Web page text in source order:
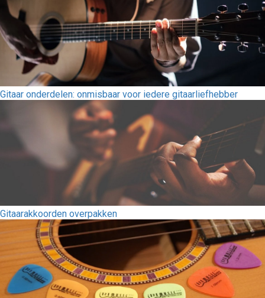
Gitaar onderdelen: onmisbaar voor iedere gitaarliefhebber
Gitaarakkoorden overpakken